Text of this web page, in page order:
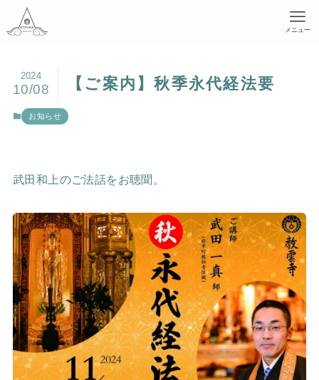
メニュー
【ご案内】秋季永代経法要
2024
10/08
お知らせ
武田和上のご法話をお聴聞。